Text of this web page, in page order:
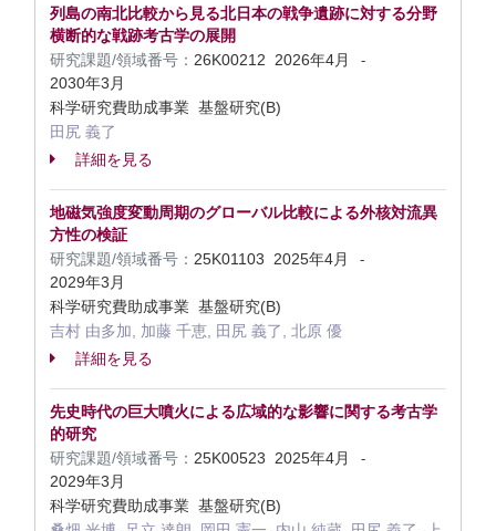
列島の南北比較から見る北日本の戦争遺跡に対する分野
横断的な戦跡考古学の展開
研究課題/領域番号： 26K00212 2026年4月 -
2030年3月
科学研究費助成事業 基盤研究(B)
田尻 義了
詳細を見る
地磁気強度変動周期のグローバル比較による外核対流異
方性の検証
研究課題/領域番号： 25K01103 2025年4月 -
2029年3月
科学研究費助成事業 基盤研究(B)
吉村 由多加, 加藤 千恵, 田尻 義了, 北原 優
詳細を見る
先史時代の巨大噴火による広域的な影響に関する考古学
的研究
研究課題/領域番号： 25K00523 2025年4月 -
2029年3月
科学研究費助成事業 基盤研究(B)